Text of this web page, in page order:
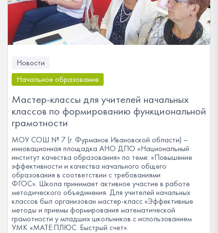
Новости
Начальное образование
Мастер-классы для учителей начальных
классов по формированию функциональной
грамотности
МОУ СОШ № 7 (г. Фурманов Ивановской области) –
инновационная площадка АНО ДПО «Национальный
институт качества образования» по теме: «Повышение
эффективности и качества начального общего
образования в соответствии с требованиями
ФГОС». Школа принимает активное участие в работе
методического объединения. Для учителей начальных
классов был организован мастер-класс «Эффективные
методы и приемы формирования математической
грамотности у младших школьников с использованием
УМК «МАТЕ:ПЛЮС. Быстрый счет».